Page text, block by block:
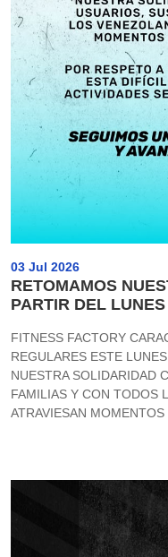
03 Jul 2026
RETOMAMOS
PARTIR DEL
FITNESS FACTORY
REGULARES ESTE
NUESTRA SOLIDARIDAD
FAMILIAS Y CON TODOS
ATRAVIESAN